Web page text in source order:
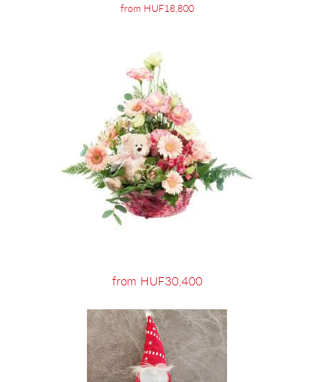
from HUF18,800
from HUF30,400